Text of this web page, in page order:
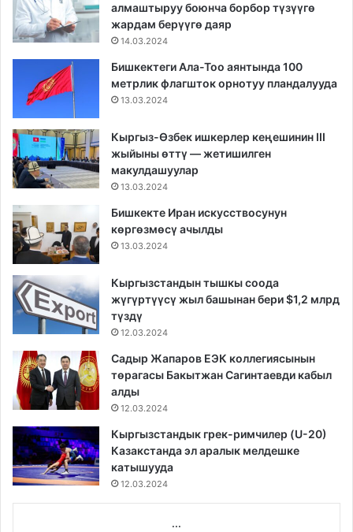
алмаштыруу боюнча борбор түзүүгө
жардам берүүгө даяр
14.03.2024
Бишкектеги Ала-Тоо аянтында 100
метрлик флагшток орнотуу пландалууда
13.03.2024
Кыргыз-Өзбек ишкерлер кеңешинин III
жыйыны өттү — жетишилген
макулдашуулар
13.03.2024
Бишкекте Иран искусствосунун
көргөзмөсү ачылды
13.03.2024
Кыргызстандын тышкы соода
жүгүртүүсү жыл башынан бери $1,2 млрд
түздү
12.03.2024
Садыр Жапаров ЕЭК коллегиясынын
төрагасы Бакытжан Сагинтаевди кабыл
алды
12.03.2024
Кыргызстандык грек-римчилер (U-20)
Казакстанда эл аралык мелдешке
катышууда
12.03.2024
...